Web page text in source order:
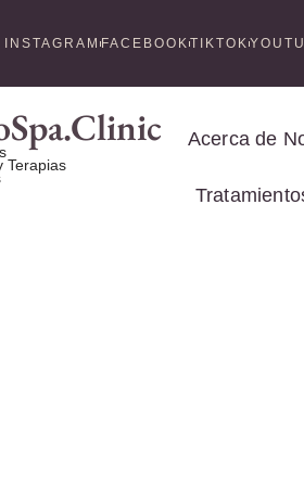
INSTAGRAM FACEBOOKTIKTOK
Terapias
Acerca de